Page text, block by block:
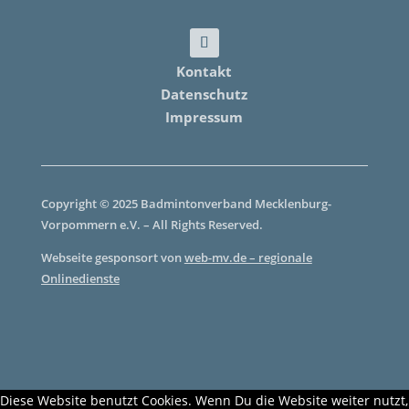
Kontakt
Datenschutz
Impressum
Copyright © 2025 Badmintonverband Mecklenburg-
Vorpommern e.V. – All Rights Reserved.
Webseite gesponsort vonweb-mv.de – regionale
Onlinedienste
Diese Website benutzt Cookies. Wenn Du die Website weiter nutzt,